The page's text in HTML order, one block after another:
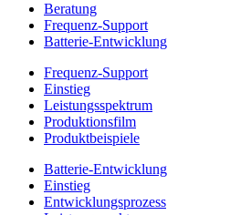
Beratung
Frequenz-Support
Batterie-Entwicklung
Frequenz-Support
Einstieg
Leistungsspektrum
Produktionsfilm
Produktbeispiele
Batterie-Entwicklung
Einstieg
Entwicklungsprozess